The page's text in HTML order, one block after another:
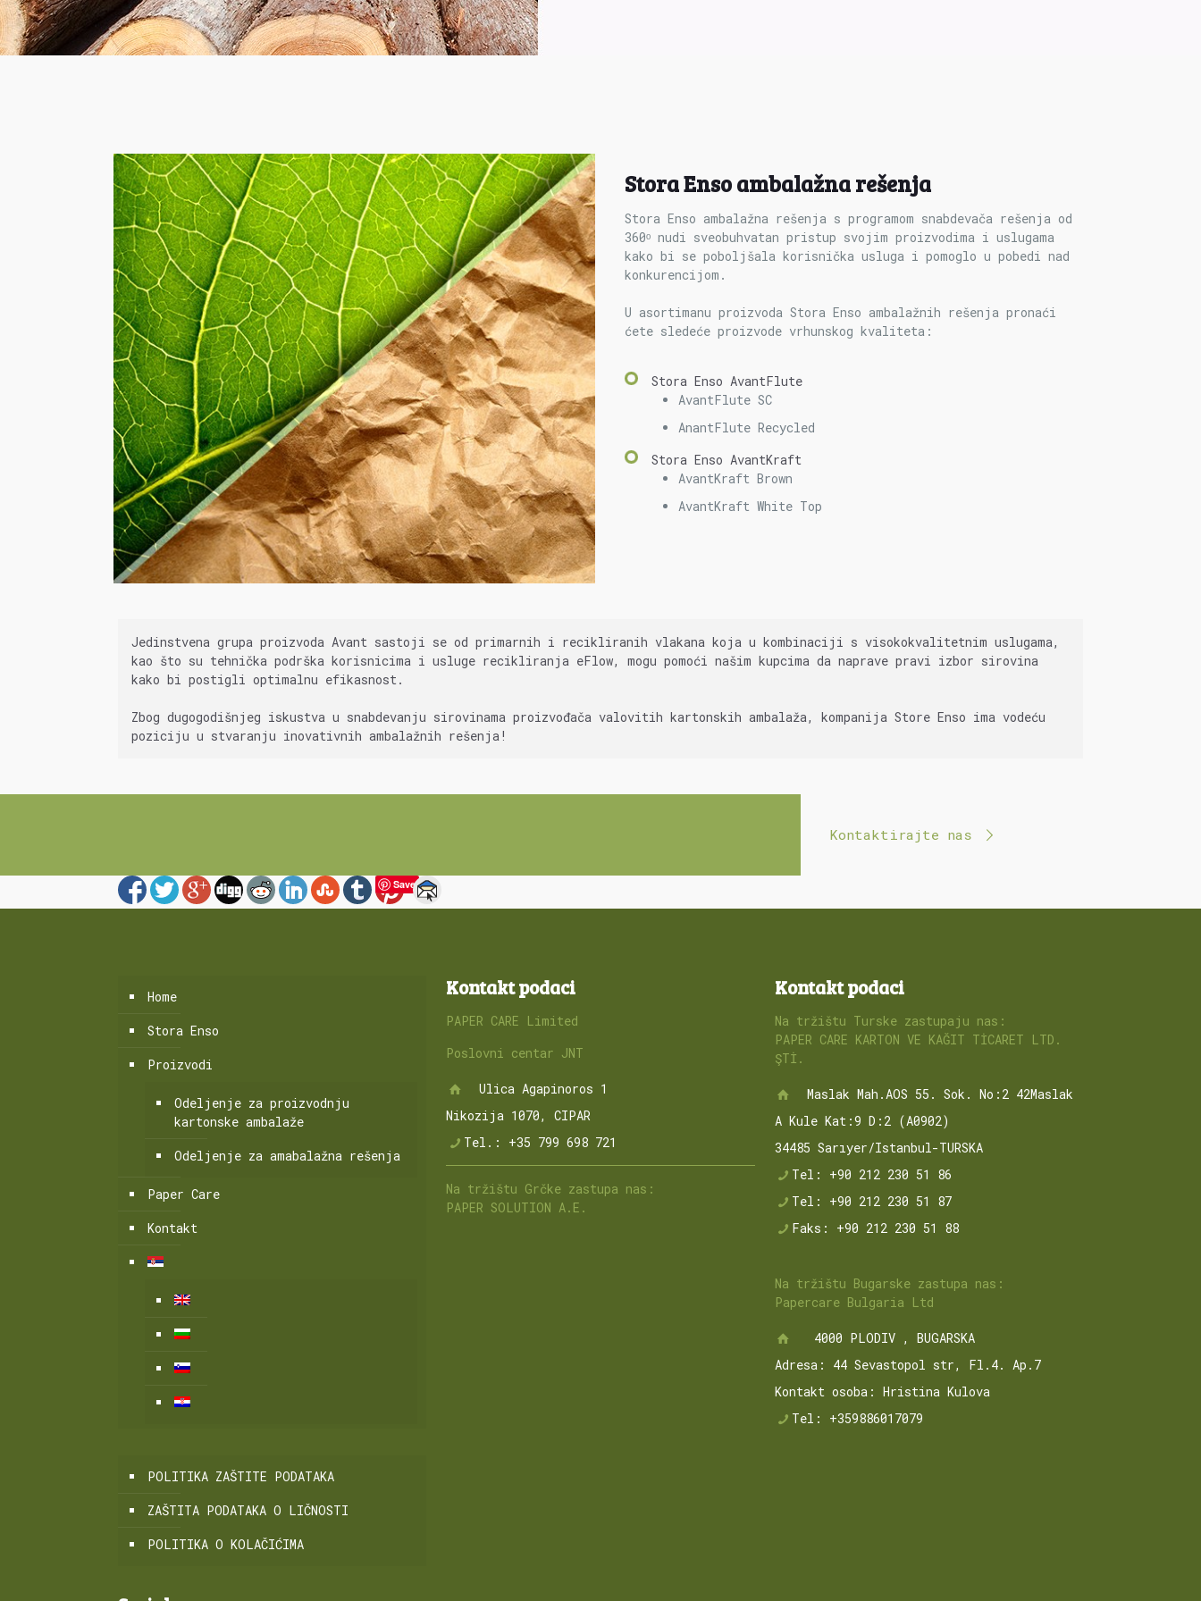
Stora Enso ambalažna rešenja
Stora Enso ambalažna rešenja s programom snabdevača rešenja od
360ᵒ nudi sveobuhvatan pristup svojim proizvodima i uslugama
kako bi se poboljšala korisnička usluga i pomoglo u pobedi nad
konkurencijom.
U asortimanu proizvoda Stora Enso ambalažnih rešenja pronaći
ćete sledeće proizvode vrhunskog kvaliteta:
Stora Enso AvantFlute
AvantFlute SC
AnantFlute Recycled
Stora Enso AvantKraft
AvantKraft Brown
AvantKraft White Top
Jedinstvena grupa proizvoda Avant sastoji se od primarnih i recikliranih vlakana koja u kombinaciji s visokokvalitetnim uslugama,
kao što su tehnička podrška korisnicima i usluge recikliranja eFlow, mogu pomoći našim kupcima da naprave pravi izbor sirovina
kako bi postigli optimalnu efikasnost.
Zbog dugogodišnjeg iskustva u snabdevanju sirovinama proizvođača valovitih kartonskih ambalaža, kompanija Store Enso ima vodeću
poziciju u stvaranju inovativnih ambalažnih rešenja!
Kontaktirajte nas
Save
Home
Stora Enso
Proizvodi
Odeljenje za proizvodnju
kartonske ambalaže
Odeljenje za amabalažna rešenja
Paper Care
Kontakt
POLITIKA ZAŠTITE PODATAKA
ZAŠTITA PODATAKA O LIČNOSTI
POLITIKA O KOLAČIĆIMA
Kontakt podaci
PAPER CARE Limited
Poslovni centar JNT
Ulica Agapinoros 1
Nikozija 1070, CIPAR
Tel.: +35 799 698 721
Na tržištu Grčke zastupa nas:
PAPER SOLUTION A.E.
Kontakt podaci
Na tržištu Turske zastupaju nas:
PAPER CARE KARTON VE KAĞIT TİCARET LTD.
ŞTİ.
Maslak Mah.AOS 55. Sok. No:2 42Maslak
A Kule Kat:9 D:2 (A0902)
34485 Sarıyer/Istanbul-TURSKA
Tel: +90 212 230 51 86
Tel: +90 212 230 51 87
Faks: +90 212 230 51 88
Na tržištu Bugarske zastupa nas:
Papercare Bulgaria Ltd
4000 PLODIV , BUGARSKA
Adresa: 44 Sevastopol str, Fl.4. Ap.7
Kontakt osoba: Hristina Kulova
Tel: +359886017079